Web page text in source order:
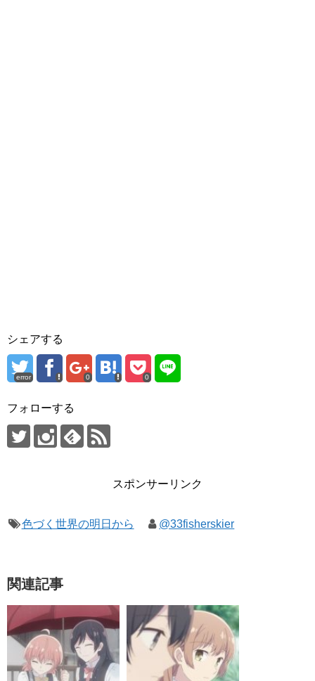
シェアする
error 0 0
フォローする
スポンサーリンク
色づく世界の明日から @33fisherskier
関連記事